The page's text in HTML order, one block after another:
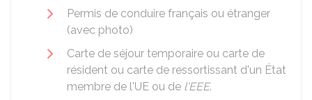
Permis de conduire français ou étranger
(avec photo)
Carte de séjour temporaire ou carte de
résident ou carte de ressortissant d'un État
membre de l'UE ou de l'EEE.